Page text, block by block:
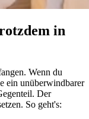
in
Wenn du
ein unüberwindbarer
Der
So geht's: